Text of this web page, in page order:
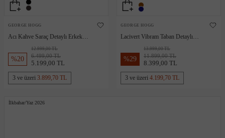
GEORGE HOGG
Acı Kahve Saraç Detaylı Erkek
Deri Sneaker
%20
12.999,00 TL
6.499,00 TL
5.199,00 TL
3 ve üzeri 3.899,70 TL
GEORGE HOGG
Lacivert Vibram Taban Detaylı
Erkek Deri Sneaker
%29
13.999,00 TL
11.899,00 TL
8.399,00 TL
3 ve üzeri 4.199,70 TL
İlkbahar/Yaz 2026